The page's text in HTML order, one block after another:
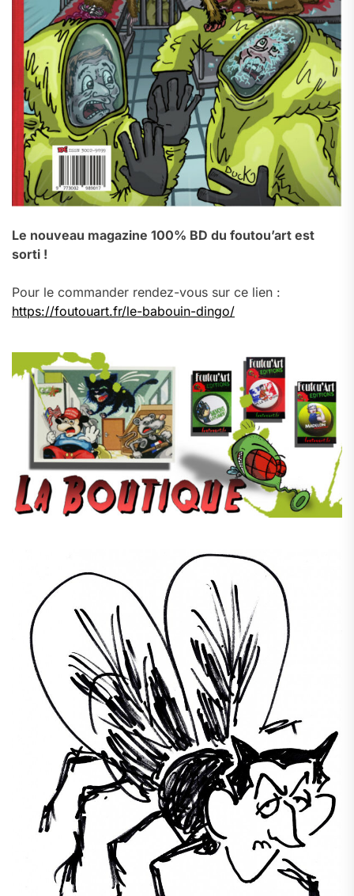
Le nouveau magazine 100% BD du foutou’art est
sorti !
Pour le commander rendez-vous sur ce lien :
https://foutouart.fr/le-babouin-dingo/